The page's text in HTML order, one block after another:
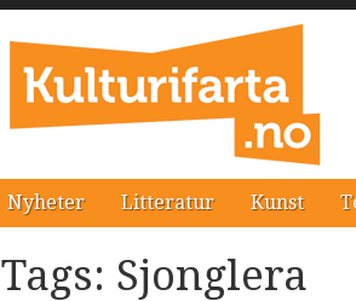
Nyheter Litteratur Kunst
Tags: Sjonglera